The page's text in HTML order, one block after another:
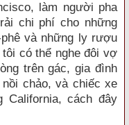
làm người pha
chi phí cho những
và những ly rượu
có thể nghe đôi vợ
trên gác, gia đình
chảo, và chiếc xe
California, cách đây